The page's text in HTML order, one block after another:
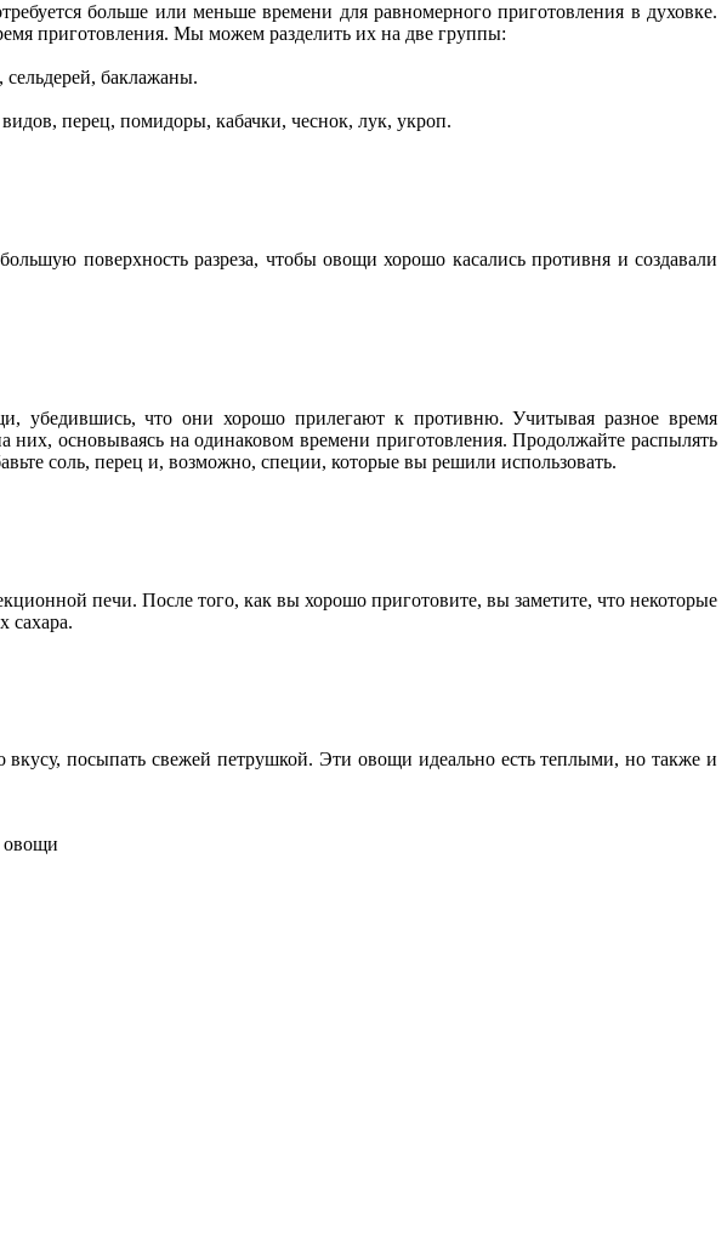
больше или меньше времени для равномерного приготовления в духовке.
приготовления. Мы можем разделить их на две группы:
баклажаны.
перец, помидоры, кабачки, чеснок, лук, укроп.
поверхность разреза, чтобы овощи хорошо касались противня и создавали
убедившись, что они хорошо прилегают к противню. Учитывая разное время
основываясь на одинаковом времени приготовления. Продолжайте распылять
соль, перец и, возможно, специи, которые вы решили использовать.
печи. После того, как вы хорошо приготовите, вы заметите, что некоторые
сахара.
посыпать свежей петрушкой. Эти овощи идеально есть теплыми, но также и